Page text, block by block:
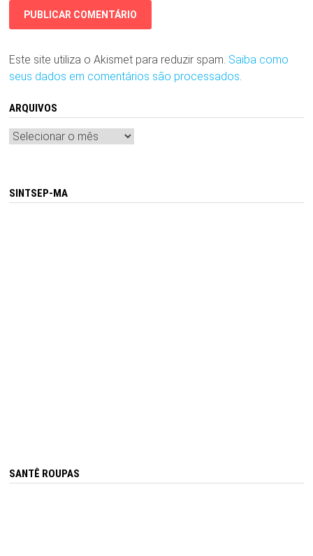
Este site utiliza o Akismet para reduzir spam. Saiba como
seus dados em comentários são processados.
ARQUIVOS
Arquivos
SINTSEP-MA
SANTÊ ROUPAS